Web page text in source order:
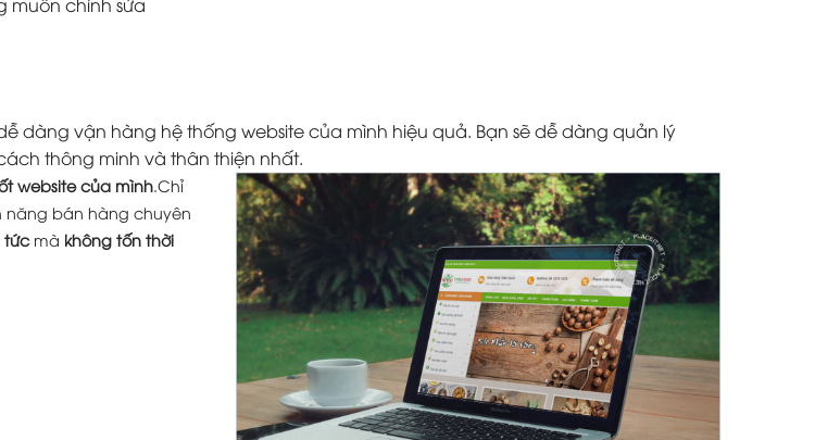
dàng vận hàng hệ thống website của mình hiệu quả. Bạn sẽ dễ dàng quản lý
thông minh và thân thiện nhất.
website của mình.Chỉ
năng bán hàng chuyên
tứcmà không tốn thời